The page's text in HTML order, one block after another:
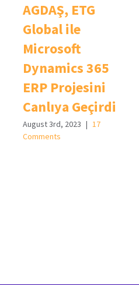
AGDAŞ, ETG
Global ile
Microsoft
Dynamics 365
ERP Projesini
Canlıya Geçirdi
August 3rd, 2023 | 17
Comments